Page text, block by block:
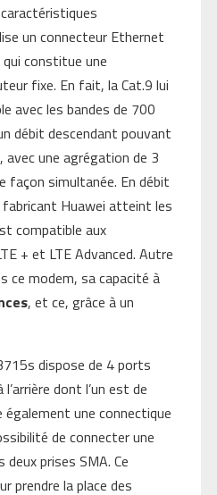
un connecteur Ethernet
constitue une
fixe. En fait, la Cat.9 lui
avec les bandes de 700
débit descendant pouvant
une agrégation de 3
façon simultanée. En débit
Huawei atteint les
compatible aux
+ et LTE Advanced. Autre
ce modem, sa capacité à
, et ce, grâce à un
dispose de 4 ports
dont l’un est de
une connectique
de connecter une
prises SMA. Ce
prendre la place des